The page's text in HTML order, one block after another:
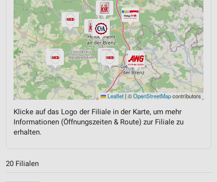
Leaflet | ©OpenStreetMapcontributors
Klicke auf das Logo der Filiale in der Karte, um mehr
Informationen (Öffnungszeiten & Route) zur Filiale zu
erhalten.
20 Filialen